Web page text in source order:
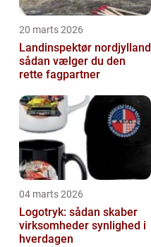
20 marts 2026
Landinspektør nordjylland
sådan vælger du den
rette fagpartner
04 marts 2026
Logotryk: sådan skaber
virksomheder synlighed i
hverdagen